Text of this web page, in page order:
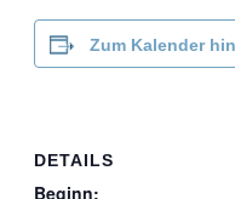
Zum Kalender
DETAILS
Beginn: